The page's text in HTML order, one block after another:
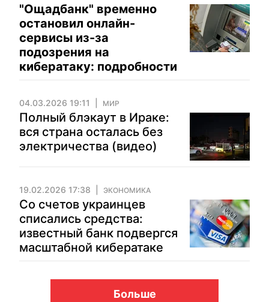
"Ощадбанк" временно
остановил онлайн-
сервисы из-за
подозрения на
кибератаку: подробности
04.03.2026 19:11 МИР
Полный блэкаут в Ираке:
вся страна осталась без
электричества (видео)
19.02.2026 17:38 ЭКОНОМИКА
Со счетов украинцев
списались средства:
известный банк подвергся
масштабной кибератаке
Больше